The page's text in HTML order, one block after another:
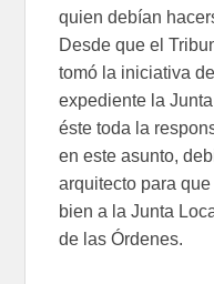
quien debían
Desde que el
tomó la iniciativa
expediente la
éste toda la
en este asunto,
arquitecto para
bien a la Junta
de las Órdenes.